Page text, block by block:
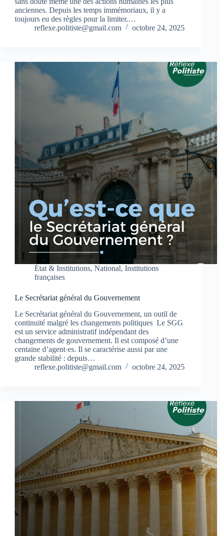
anciennes. Depuis les temps immémoriaux, il y a
toujours eu des règles pour la limiter.…
reflexe.politiste@gmail.com
octobre 24, 2025
État & Institutions, National, Institutions
françaises
Le Secrétariat général du Gouvernement
Le Secrétariat général du Gouvernement, un outil de
continuité malgré les changements politiques Le SGG
est un service administratif indépendant des
changements de gouvernement. Il est composé d’une
centaine d’agent·es. Il se caractérise aussi par une
grande stabilité : depuis…
reflexe.politiste@gmail.com
octobre 24, 2025